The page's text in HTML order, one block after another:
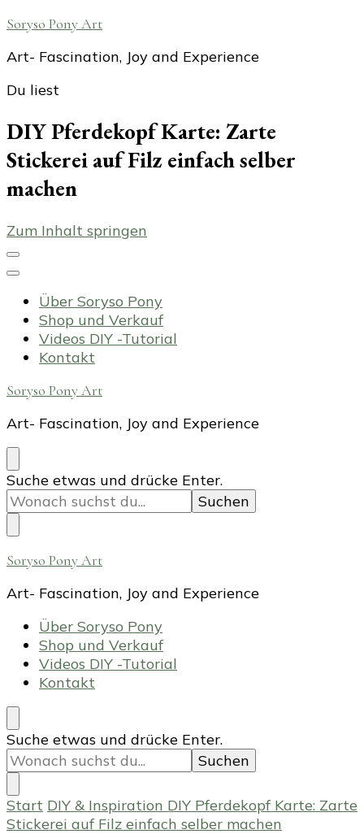
Soryso Pony Art
Art- Fascination, Joy and Experience
Du liest
DIY Pferdekopf Karte: Zarte
Stickerei auf Filz einfach selber
machen
Zum Inhalt springen
Über Soryso Pony
Shop und Verkauf
Videos DIY -Tutorial
Kontakt
Soryso Pony Art
Art- Fascination, Joy and Experience
Suchst
du
nach
etwas?
Suche etwas und drücke Enter.
Soryso Pony Art
Art- Fascination, Joy and Experience
Über Soryso Pony
Shop und Verkauf
Videos DIY -Tutorial
Kontakt
Suchst
du
nach
etwas?
Suche etwas und drücke Enter.
Start DIY & Inspiration DIY Pferdekopf Karte: Zarte
Stickerei auf Filz einfach selber machen